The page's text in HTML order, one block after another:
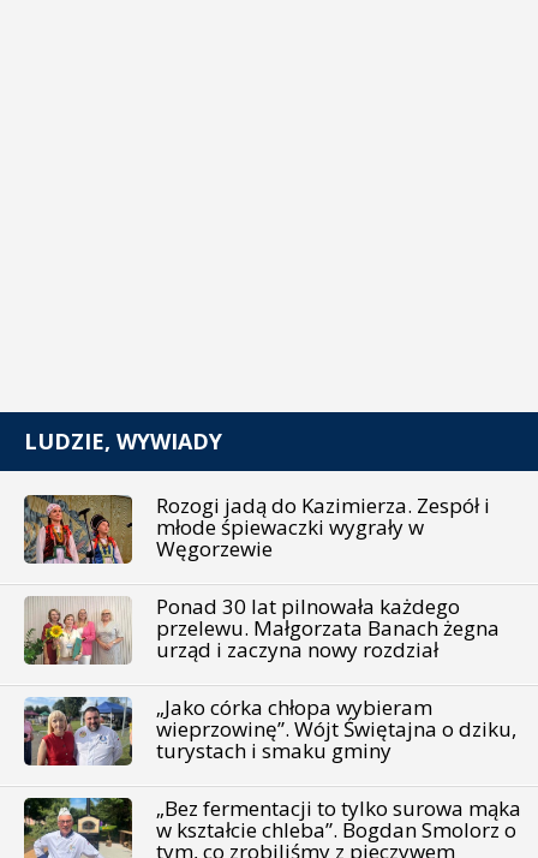
LUDZIE, WYWIADY
Rozogi jadą do Kazimierza. Zespół i
młode śpiewaczki wygrały w
Węgorzewie
Ponad 30 lat pilnowała każdego
przelewu. Małgorzata Banach żegna
urząd i zaczyna nowy rozdział
„Jako córka chłopa wybieram
wieprzowinę”. Wójt Świętajna o dziku,
turystach i smaku gminy
„Bez fermentacji to tylko surowa mąka
w kształcie chleba”. Bogdan Smolorz o
tym, co zrobiliśmy z pieczywem